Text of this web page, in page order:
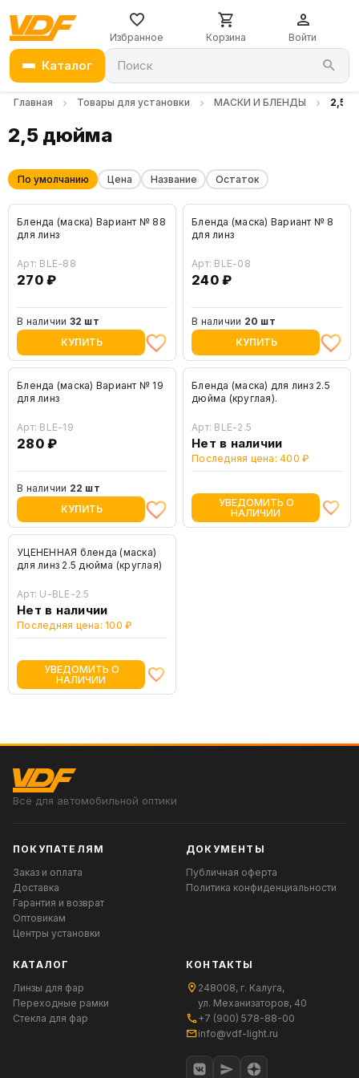
Избранное Корзина Войти
Каталог Поиск
Главная Товары для установки МАСКИ И БЛЕНДЫ 2,5
2,5 дюйма
По умолчанию Цена Название Остаток
Бленда (маска) Вариант № 88
для линз
Арт: BLE-88
270 ₽
В наличии 32 шт
КУПИТЬ
Бленда (маска) Вариант № 8
для линз
Арт: BLE-08
240 ₽
В наличии 20 шт
КУПИТЬ
Бленда (маска) Вариант № 19
для линз
Арт: BLE-19
280 ₽
В наличии 22 шт
КУПИТЬ
Бленда (маска) для линз 2.5
дюйма (круглая).
Арт: BLE-2.5
Нет в наличии
Последняя цена: 400 ₽
УВЕДОМИТЬ О
НАЛИЧИИ
УЦЕНЕННАЯ бленда (маска)
для линз 2.5 дюйма (круглая)
Арт: U-BLE-2.5
Нет в наличии
Последняя цена: 100 ₽
УВЕДОМИТЬ О
НАЛИЧИИ
Всё для автомобильной оптики
ПОКУПАТЕЛЯМ
Заказ и оплата
Доставка
Гарантия и возврат
Оптовикам
Центры установки
ДОКУМЕНТЫ
Публичная оферта
Политика конфиденциальности
КАТАЛОГ
Линзы для фар
Переходные рамки
Стекла для фар
КОНТАКТЫ
248008, г. Калуга,
ул. Механизаторов, 40
+7 (900) 578-88-00
info@vdf-light.ru